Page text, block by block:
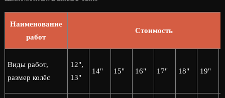
Наименование
работ
Стоимость
Виды работ,
размер колёс
12",
13"
14" 15" 16" 17" 18" 19"